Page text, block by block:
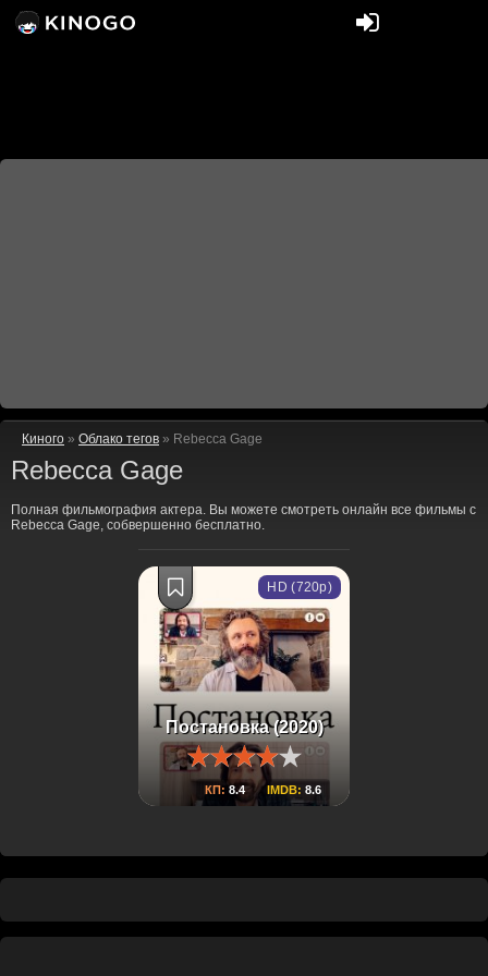
Киного » Облако тегов » Rebecca Gage
Rebecca Gage
Полная фильмография актера. Вы можете смотреть онлайн все фильмы с
Rebecca Gage, собвершенно бесплатно.
Постановка (2020)
КП: 8.4 IMDB: 8.6
HD (720p)